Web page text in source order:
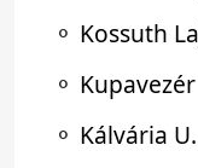
⚬ Kossuth
⚬
⚬ Kálvária